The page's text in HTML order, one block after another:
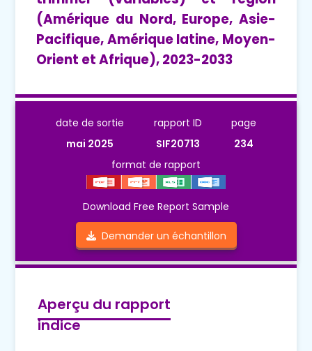
(Amérique du Nord, Europe, Asie-
Pacifique, Amérique latine, Moyen-
Orient et Afrique), 2023-2033
date de sortie
mai 2025
rapport ID
SIF20713
page
234
format de rapport
Download Free Report Sample
Demander un échantillon
Aperçu du rapport
indice